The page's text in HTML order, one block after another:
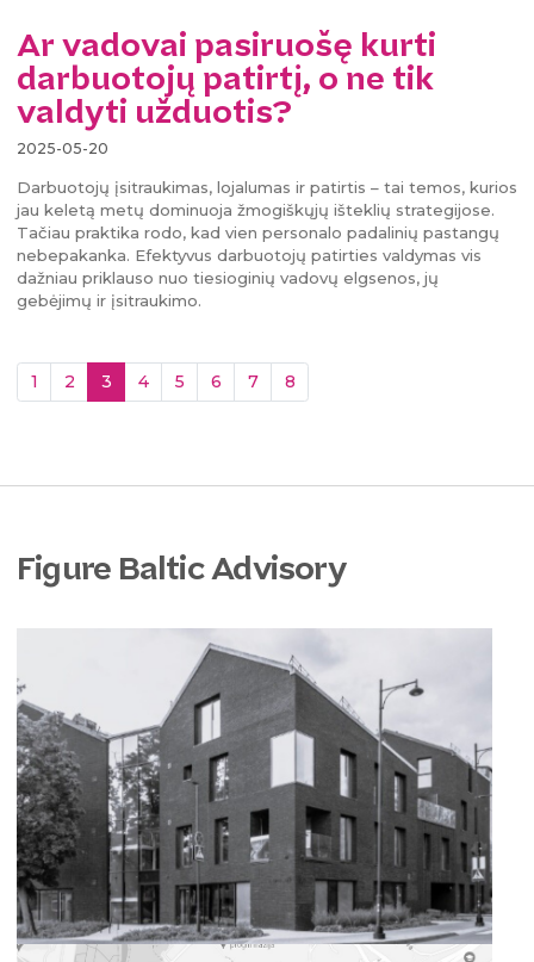
Ar vadovai pasiruošę kurti
darbuotojų patirtį, o ne tik
valdyti užduotis?
2025-05-20
Darbuotojų įsitraukimas, lojalumas ir patirtis – tai temos, kurios
jau keletą metų dominuoja žmogiškųjų išteklių strategijose.
Tačiau praktika rodo, kad vien personalo padalinių pastangų
nebepakanka. Efektyvus darbuotojų patirties valdymas vis
dažniau priklauso nuo tiesioginių vadovų elgsenos, jų
gebėjimų ir įsitraukimo.
1 2 3(current)
4 5 6 7 8
Figure Baltic Advisory